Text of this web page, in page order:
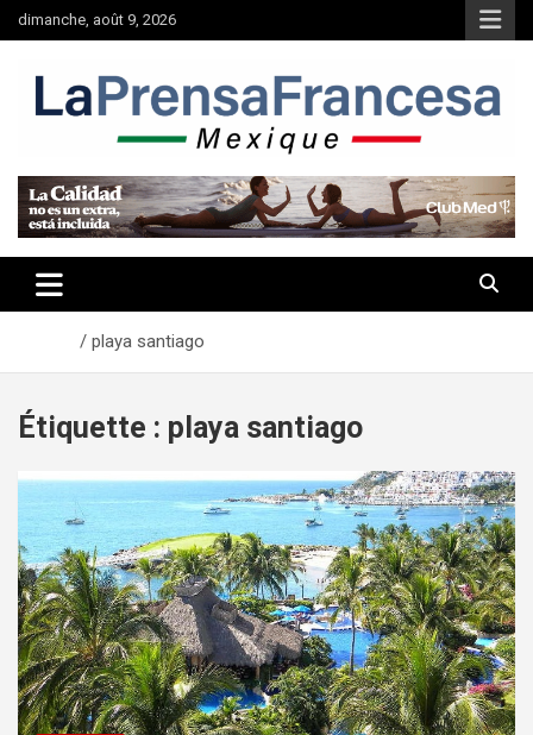
Aller
au
dimanche, août 9, 2026
playa santiago
Étiquette : playa santiago